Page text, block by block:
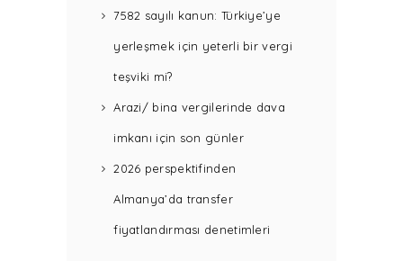
7582 sayılı kanun: Türkiye’ye
yerleşmek için yeterli bir vergi
teşviki mi?
Arazi/ bina vergilerinde dava
imkanı için son günler
2026 perspektifinden
Almanya’da transfer
fiyatlandırması denetimleri